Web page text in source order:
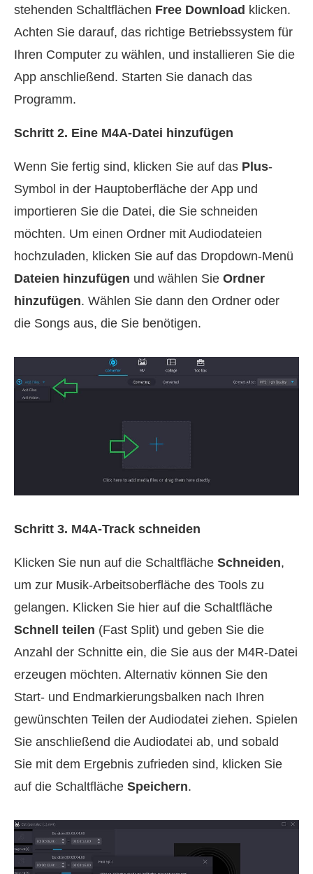
stehenden Schaltflächen Free Download klicken.
Achten Sie darauf, das richtige Betriebssystem für
Ihren Computer zu wählen, und installieren Sie die
App anschließend. Starten Sie danach das
Programm.
Schritt 2. Eine M4A‑Datei hinzufügen
Wenn Sie fertig sind, klicken Sie auf das Plus-
Symbol in der Hauptoberfläche der App und
importieren Sie die Datei, die Sie schneiden
möchten. Um einen Ordner mit Audiodateien
hochzuladen, klicken Sie auf das Dropdown‑Menü
Dateien hinzufügen und wählen Sie Ordner
hinzufügen. Wählen Sie dann den Ordner oder
die Songs aus, die Sie benötigen.
Schritt 3. M4A‑Track schneiden
Klicken Sie nun auf die Schaltfläche Schneiden,
um zur Musik‑Arbeitsoberfläche des Tools zu
gelangen. Klicken Sie hier auf die Schaltfläche
Schnell teilen (Fast Split) und geben Sie die
Anzahl der Schnitte ein, die Sie aus der M4R‑Datei
erzeugen möchten. Alternativ können Sie den
Start‑ und Endmarkierungsbalken nach Ihren
gewünschten Teilen der Audiodatei ziehen. Spielen
Sie anschließend die Audiodatei ab, und sobald
Sie mit dem Ergebnis zufrieden sind, klicken Sie
auf die Schaltfläche Speichern.